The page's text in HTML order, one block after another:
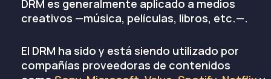
DRM es generalmente aplicado a medios
creativos —música, películas, libros, etc.—.
El DRM ha sido y está siendo utilizado por
compañías proveedoras de contenidos